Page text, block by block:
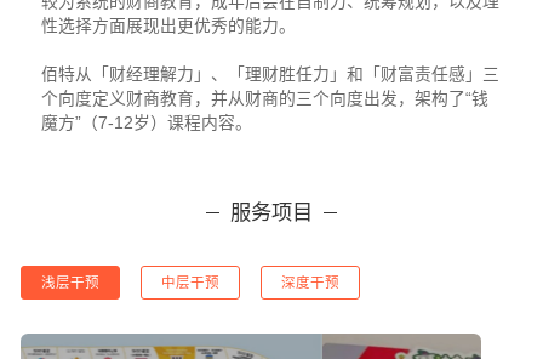
性选择方面展现出更优秀的能力。
佰特从「财经理解力」、「理财胜任力」和「财富责任感」三
个向度定义财商教育，并从财商的三个向度出发，架构了“钱
魔方”（7-12岁）课程内容。
服务项目
浅层干预 中层干预 深度干预